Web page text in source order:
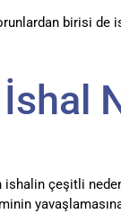
birisi de
ishalin çeşitli